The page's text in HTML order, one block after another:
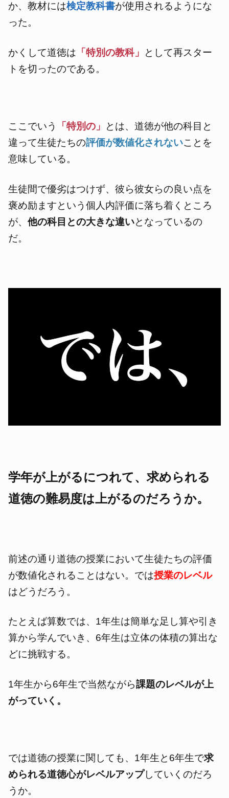
か、教材には検定教科書が使用されるようにな
った。
かくして道徳は 「特別の教科」
として再スター
トを切ったのである。
ここでいう 「特別の」
とは、道徳が他の科目と
違って生徒たちの評価が数値化されないことを
意味している。
生徒間で優劣はつけず、彼ら彼女らの良い点を
褒め励ますという個人内評価に落ち着くところ
が、他の科目との大きな違いとなっているの
だ。
学年が上がるにつれて、求められる
道徳の難易度は上がるのだろうか。
前述の通り道徳の授業において生徒たちの評価
が数値化されることはない。では授業のレベル
はどうだろう。
たとえば算数では、1年生は簡単な足し算や引き
算から学んでいき、6年生は立体の体積の算出な
どに挑戦する。
1年生から6年生で当然ながら課題のレベルが上
がっていく。
では道徳の授業に関しても、1年生と6年生で求
められる道徳心がレベルアップしていくのだろ
うか。